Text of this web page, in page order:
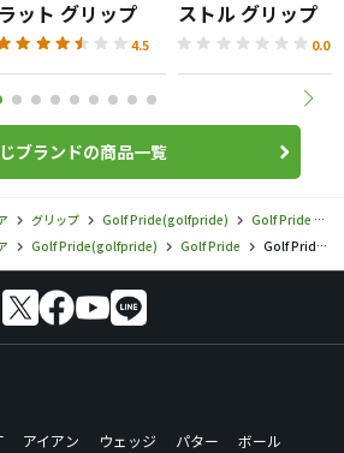
ラット グリップ
4.5
ストル グリップ
0.0
ブランドの商品一覧
グリップ Golf Pride(golfpride) Golf Pride
Golf Pride(golfpride) Golf Pride Golf Pride／Golf Pride／CP2 Wrapの口コミ評価
アイアン ウェッジ パター
ボール